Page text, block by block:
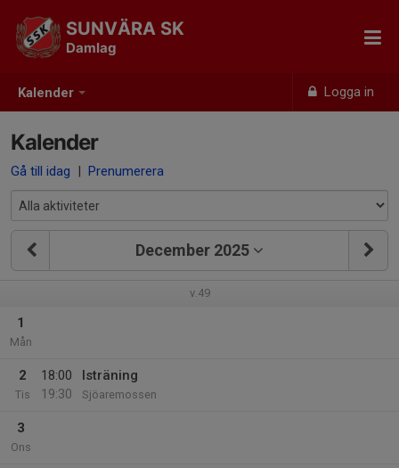
Kalender Logga in
SUNVÄRA SK
Damlag
Kalender
Gå till idag | Prenumerera
December 2025
v.49
1
Mån
2
Tis
18:00
19:30
Isträning
Sjöaremossen
3
Ons